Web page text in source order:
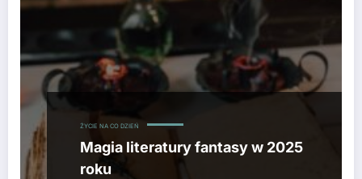
ŻYCIE NA CO DZIEŃ
Magia literatury fantasy w 2025
roku